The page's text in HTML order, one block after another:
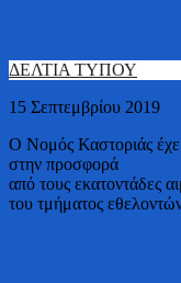
ΔΕΛΤΙΑ ΤΥΠΟΥ
15 Σεπτεμβρίου 2019
Ο Νομός Καστοριάς
στην προσφορά
από τους εκατοντάδες
του τμήματος